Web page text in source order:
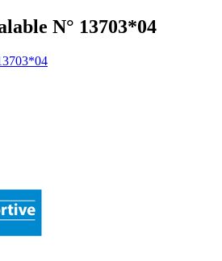
N° 13703*04